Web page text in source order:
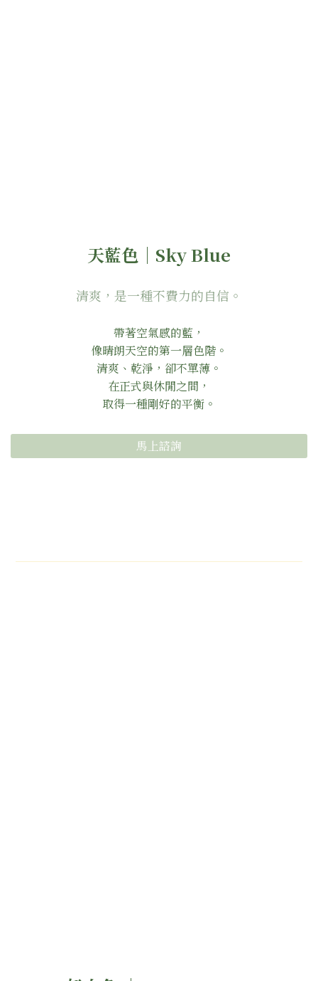
天藍色｜Sky Blue
清爽，是一種不費力的自信。
帶著空氣感的藍，
像晴朗天空的第一層色階。
清爽、乾淨，卻不單薄。
在正式與休閒之間，
取得一種剛好的平衡。
馬上諮詢